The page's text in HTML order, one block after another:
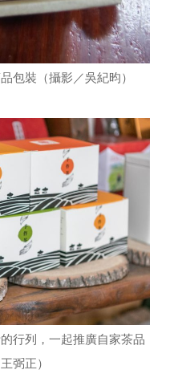
包裝（攝影／吳紀昀）
行列，一起推廣自家茶品
弼正）